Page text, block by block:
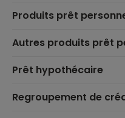
Produits prêt
Autres produits prêt
Prêt hypothécaire
Regroupement de